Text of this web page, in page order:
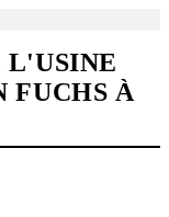
L'USINE
FUCHS À